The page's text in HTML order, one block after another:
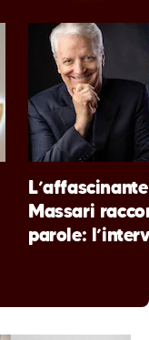
Massari
parole: